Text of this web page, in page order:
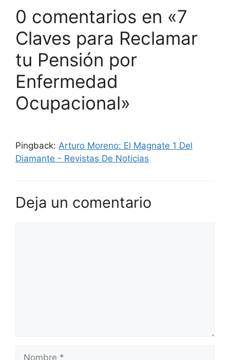
0 comentarios en «7
Claves para Reclamar
tu Pensión por
Enfermedad
Ocupacional»
Pingback: Arturo Moreno: El Magnate 1 Del
Diamante - Revistas De Noticias
Deja un comentario
Nombre